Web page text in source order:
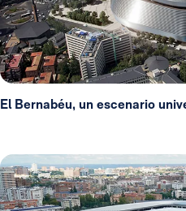
El Bernabéu, un escenario